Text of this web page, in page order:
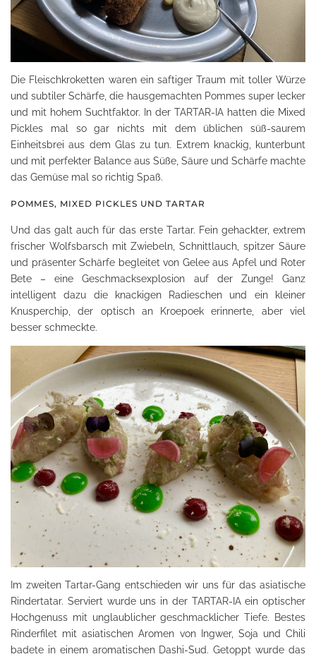
Die Fleischkroketten waren ein saftiger Traum mit toller Würze
und subtiler Schärfe, die hausgemachten Pommes super lecker
und mit hohem Suchtfaktor. In der TARTAR-IA hatten die Mixed
Pickles mal so gar nichts mit dem üblichen süß-saurem
Einheitsbrei aus dem Glas zu tun. Extrem knackig, kunterbunt
und mit perfekter Balance aus Süße, Säure und Schärfe machte
das Gemüse mal so richtig Spaß.
POMMES, MIXED PICKLES UND TARTAR
Und das galt auch für das erste Tartar. Fein gehackter, extrem
frischer Wolfsbarsch mit Zwiebeln, Schnittlauch, spitzer Säure
und präsenter Schärfe begleitet von Gelee aus Apfel und Roter
Bete – eine Geschmacksexplosion auf der Zunge! Ganz
intelligent dazu die knackigen Radieschen und ein kleiner
Knusperchip, der optisch an Kroepoek erinnerte, aber viel
besser schmeckte.
Im zweiten Tartar-Gang entschieden wir uns für das asiatische
Rindertatar. Serviert wurde uns in der TARTAR-IA ein optischer
Hochgenuss mit unglaublicher geschmacklicher Tiefe. Bestes
Rinderfilet mit asiatischen Aromen von Ingwer, Soja und Chili
badete in einem aromatischen Dashi-Sud. Getoppt wurde das